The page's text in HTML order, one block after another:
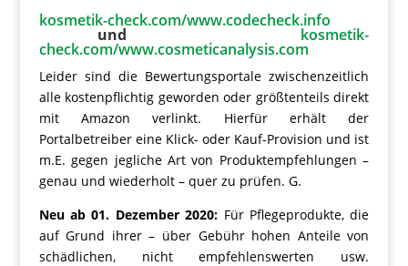
kosmetik-check.com/www.codecheck.info
und kosmetik-
check.com/www.cosmeticanalysis.com
Leider sind die Bewertungsportale zwischenzeitlich
alle kostenpflichtig geworden oder größtenteils direkt
mit Amazon verlinkt. Hierfür erhält der
Portalbetreiber eine Klick- oder Kauf-Provision und ist
m.E. gegen jegliche Art von Produktempfehlungen –
genau und wiederholt – quer zu prüfen. G.
Neu ab 01. Dezember 2020: Für Pflegeprodukte, die
auf Grund ihrer – über Gebühr hohen Anteile von
schädlichen, nicht empfehlenswerten usw.